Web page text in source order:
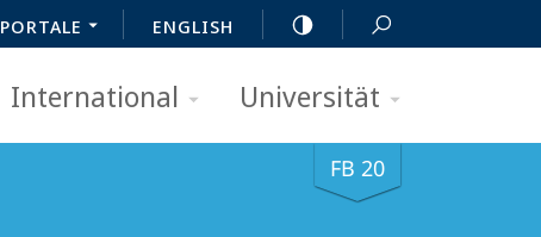
PORTALE ENGLISH
International Universität
FB 20